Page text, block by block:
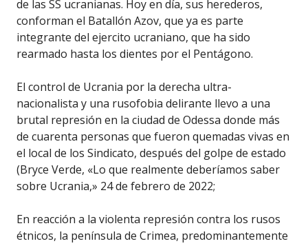
de las SS ucranianas. Hoy en día, sus herederos,
conforman el Batallón Azov, que ya es parte
integrante del ejercito ucraniano, que ha sido
rearmado hasta los dientes por el Pentágono.
El control de Ucrania por la derecha ultra-
nacionalista y una rusofobia delirante llevo a una
brutal represión en la ciudad de Odessa donde más
de cuarenta personas que fueron quemadas vivas en
el local de los Sindicato, después del golpe de estado
(Bryce Verde, «Lo que realmente deberíamos saber
sobre Ucrania,» 24 de febrero de 2022;
En reacción a la violenta represión contra los rusos
étnicos, la península de Crimea, predominantemente